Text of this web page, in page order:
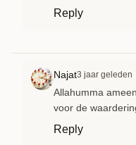
Reply
Najat3 jaar geleden
Allahumma
voor de
Reply